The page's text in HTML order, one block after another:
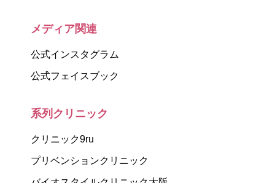
メディア関連
公式インスタグラム
公式フェイスブック
系列クリニック
クリニック9ru
プリベンションクリニック